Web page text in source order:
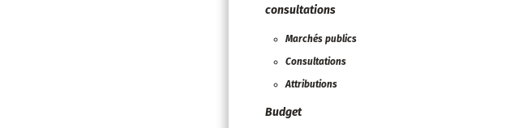
consultations
Marchés publics
Consultations
Attributions
Budget